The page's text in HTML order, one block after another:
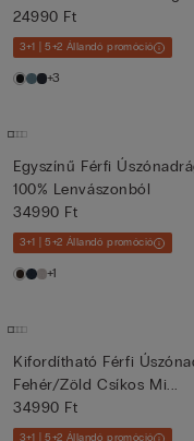
24990 Ft
3+1 | 5+2 Állandó promóció
+3
Egyszínű Férfi
100% Lenvászonból
34990 Ft
3+1 | 5+2 Állandó promóció
+1
Kifordítható Férfi
Fehér/Zöld Csíkos Mi...
34990 Ft
3+1 | 5+2 Állandó promóció